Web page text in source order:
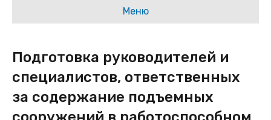
Меню
Подготовка руководителей и
специалистов, ответственных
за содержание подъемных